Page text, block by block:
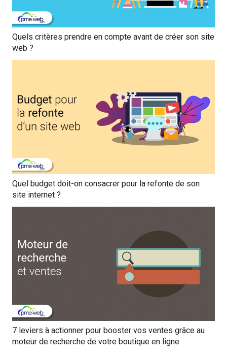
Quels critères prendre en compte avant de créer son site
web ?
Quel budget doit-on consacrer pour la refonte de son
site internet ?
7 leviers à actionner pour booster vos ventes grâce au
moteur de recherche de votre boutique en ligne